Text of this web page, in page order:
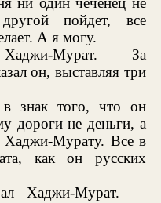
пойдет, все
А я могу.
Мурат. — За
он, выставляя три
в знак того, что он
дороги не деньги, а
Хаджи-Мурату. Все в
как он русских
Хаджи-Мурат. —